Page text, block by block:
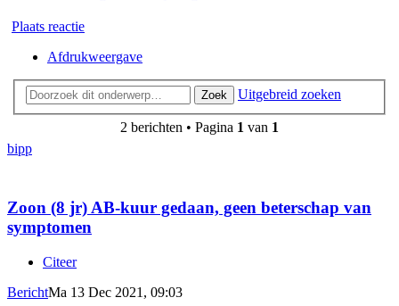
Plaats reactie
Afdrukweergave
Zoek Uitgebreid zoeken
2 berichten • Pagina 1 van 1
bipp
Zoon (8 jr) AB-kuur gedaan, geen beterschap van
symptomen
Citeer
BerichtMa 13 Dec 2021, 09:03